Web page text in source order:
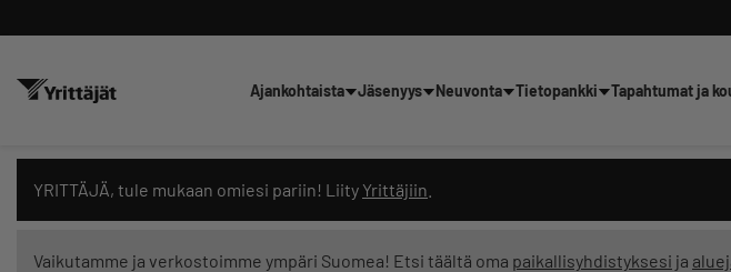
Ajankohtaista Jäsenyys Neuvonta Tietopankki Tapahtumat ja
YRITTÄJÄ, tule mukaan omiesi pariin! Liity Yrittäjiin
Vaikutamme ja verkostoimme ympäri Suomea! Etsi täältä oma paikallisyhdistyksesi ja
Hae sivustolta tai kysy suoraan Yrittäjien tekoälyltä